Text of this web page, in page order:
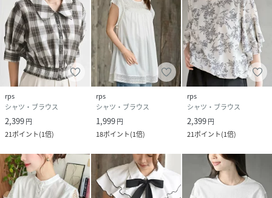
rps
シャツ・ブラウス
2,399円
21ポイント(1倍)
rps
シャツ・ブラウス
1,999円
18ポイント(1倍)
rps
シャツ・ブラウス
2,399円
21ポイント(1倍)